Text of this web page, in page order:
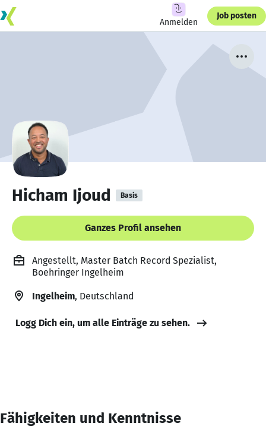
Anmelden
Job posten
Hicham Ijoud Basis
Ganzes Profil ansehen
Angestellt, Master Batch Record Spezialist,
Boehringer Ingelheim
Ingelheim, Deutschland
Logg Dich ein, um alle Einträge zu sehen.
Fähigkeiten und Kenntnisse